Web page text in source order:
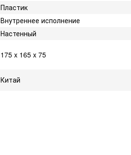
Пластик
Внутреннее исполнение
Настенный
175 x 165 x 75
Китай